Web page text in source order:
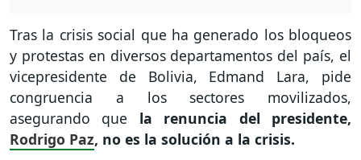
Tras la crisis social que ha generado los bloqueos
y protestas en diversos departamentos del país, el
vicepresidente de Bolivia, Edmand Lara, pide
congruencia a los sectores movilizados,
asegurando que la renuncia del presidente,
Rodrigo Paz, no es la solución a la crisis.